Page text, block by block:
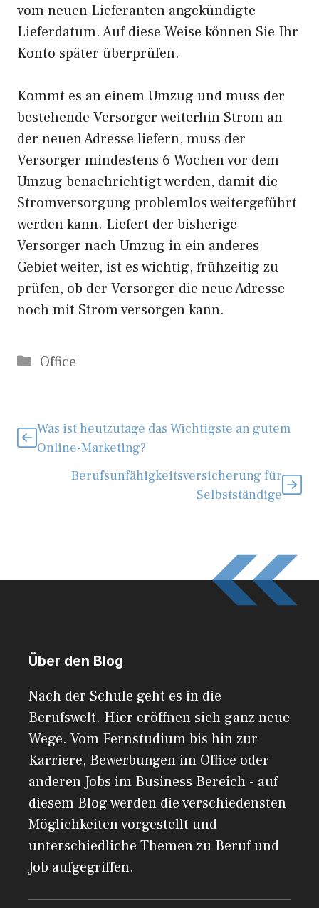
vom neuen Lieferanten angekündigte
Lieferdatum. Auf diese Weise können Sie Ihr
Konto später überprüfen.
Kommt es an einem Umzug und muss der
bestehende Versorger weiterhin Strom an
der neuen Adresse liefern, muss der
Versorger mindestens 6 Wochen vor dem
Umzug benachrichtigt werden, damit die
Stromversorgung problemlos weitergeführt
werden kann. Liefert der bisherige
Versorger nach Umzug in ein anderes
Gebiet weiter, ist es wichtig, frühzeitig zu
prüfen, ob der Versorger die neue Adresse
noch mit Strom versorgen kann.
Kategorien
Office
Was ist heutzutage das Wichtigste an gutem
Online-Marketing?
Berufsunfähigkeitsversicherung für
Selbstständige
Über den Blog
Nach der Schule geht es in die
Berufswelt. Hier eröffnen sich ganz neue
Wege. Vom Fernstudium bis hin zur
Karriere, Bewerbungen im Office oder
anderen Jobs im Business Bereich - auf
diesem Blog werden die verschiedensten
Möglichkeiten vorgestellt und
unterschiedliche Themen zu Beruf und
Job aufgegriffen.